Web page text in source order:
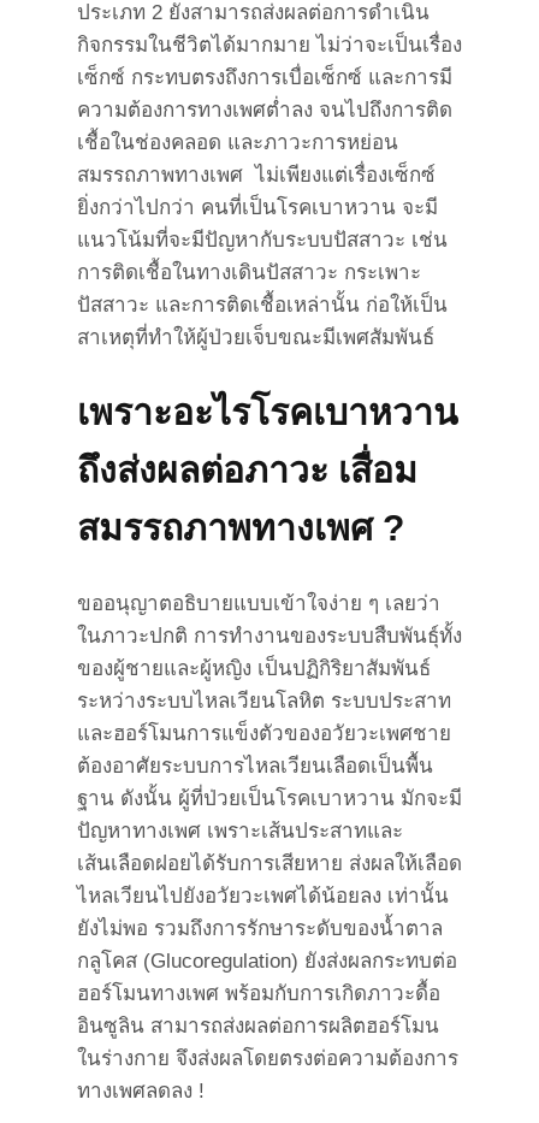
ประเภท 2 ยังสามารถส่งผลต่อการดำเนิน
กิจกรรมในชีวิตได้มากมาย ไม่ว่าจะเป็นเรื่อง
เซ็กซ์ กระทบตรงถึงการเบื่อเซ็กซ์ และการมี
ความต้องการทางเพศต่ำลง จนไปถึงการติด
เชื้อในช่องคลอด และภาวะการหย่อน
สมรรถภาพทางเพศ ไม่เพียงแต่เรื่องเซ็กซ์
ยิ่งกว่าไปกว่า คนที่เป็นโรคเบาหวาน จะมี
แนวโน้มที่จะมีปัญหากับระบบปัสสาวะ เช่น
การติดเชื้อในทางเดินปัสสาวะ กระเพาะ
ปัสสาวะ และการติดเชื้อเหล่านั้น ก่อให้เป็น
สาเหตุที่ทำให้ผู้ป่วยเจ็บขณะมีเพศสัมพันธ์
เพราะอะไรโรคเบาหวาน
ถึงส่งผลต่อภาวะ เสื่อม
สมรรถภาพทางเพศ ?
ขออนุญาตอธิบายแบบเข้าใจง่าย ๆ เลยว่า
ในภาวะปกติ การทำงานของระบบสืบพันธุ์ทั้ง
ของผู้ชายและผู้หญิง เป็นปฏิกิริยาสัมพันธ์
ระหว่างระบบไหลเวียนโลหิต ระบบประสาท
และฮอร์โมนการแข็งตัวของอวัยวะเพศชาย
ต้องอาศัยระบบการไหลเวียนเลือดเป็นพื้น
ฐาน ดังนั้น ผู้ที่ป่วยเป็นโรคเบาหวาน มักจะมี
ปัญหาทางเพศ เพราะเส้นประสาทและ
เส้นเลือดฝอยได้รับการเสียหาย ส่งผลให้เลือด
ไหลเวียนไปยังอวัยวะเพศได้น้อยลง เท่านั้น
ยังไม่พอ รวมถึงการรักษาระดับของน้ำตาล
กลูโคส (Glucoregulation) ยังส่งผลกระทบต่อ
ฮอร์โมนทางเพศ พร้อมกับการเกิดภาวะดื้อ
อินซูลิน สามารถส่งผลต่อการผลิตฮอร์โมน
ในร่างกาย จึงส่งผลโดยตรงต่อความต้องการ
ทางเพศลดลง !